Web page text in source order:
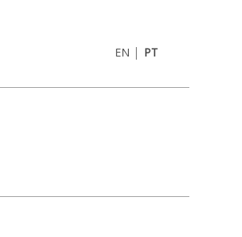
EN | PT